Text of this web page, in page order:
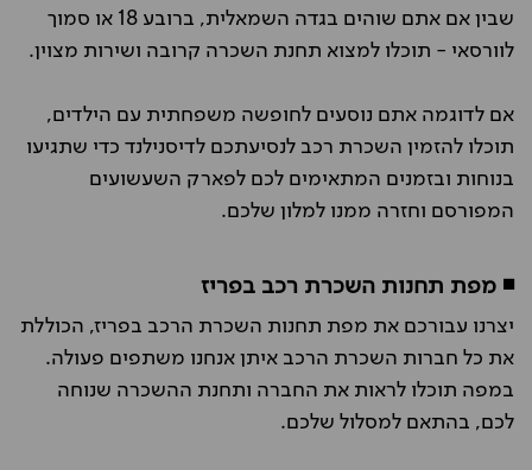
שבין אם אתם שוהים בגדה השמאלית, ברובע 18 או סמוך
לוורסאי - תוכלו למצוא תחנת השכרה קרובה ושירות מצוין.
אם לדוגמה אתם נוסעים לחופשה משפחתית עם הילדים,
תוכלו להזמין השכרת רכב לנסיעתכם לדיסנילנד כדי שתגיעו
בנוחות ובזמנים המתאימים לכם לפארק השעשועים
המפורסם וחזרה ממנו למלון שלכם.
◾ מפת תחנות השכרת רכב בפריז
יצרנו עבורכם את מפת תחנות השכרת הרכב בפריז, הכוללת
את כל חברות השכרת הרכב איתן אנחנו משתפים פעולה.
במפה תוכלו לראות את החברה ותחנת ההשכרה שנוחה
לכם, בהתאם למסלול שלכם.